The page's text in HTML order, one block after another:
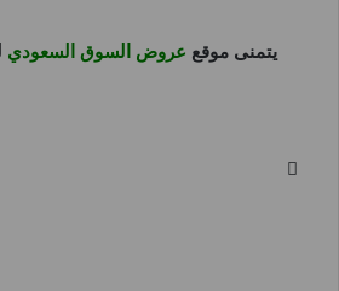
يتمنى موقع عروض السوق السعودي